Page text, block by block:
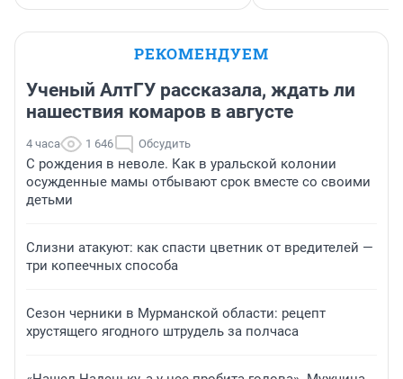
РЕКОМЕНДУЕМ
Ученый АлтГУ рассказала, ждать ли
нашествия комаров в августе
4 часа 1 646 Обсудить
С рождения в неволе. Как в уральской колонии
осужденные мамы отбывают срок вместе со своими
детьми
Слизни атакуют: как спасти цветник от вредителей —
три копеечных способа
Сезон черники в Мурманской области: рецепт
хрустящего ягодного штрудель за полчаса